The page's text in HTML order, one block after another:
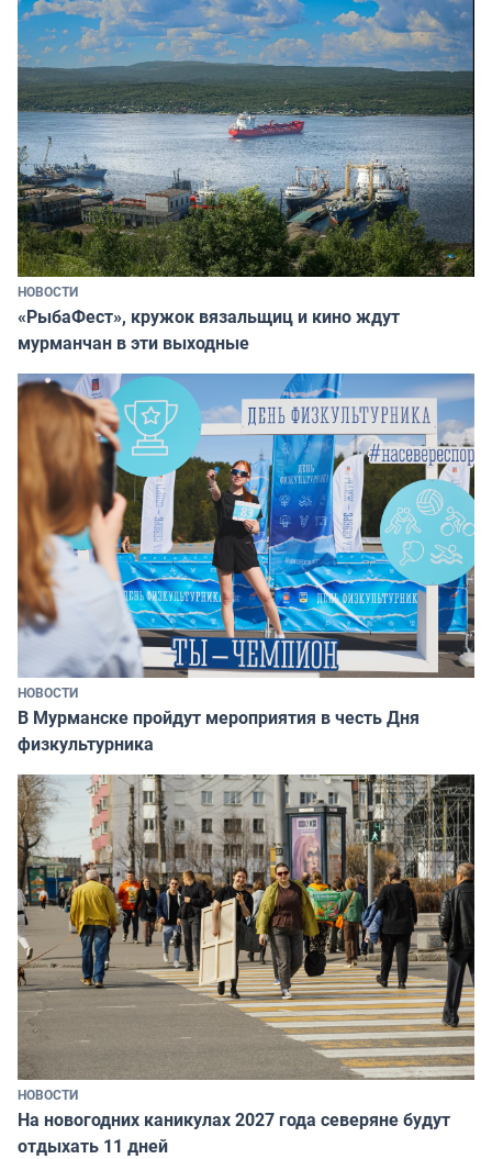
НОВОСТИ
«РыбаФест», кружок вязальщиц и кино ждут
мурманчан в эти выходные
НОВОСТИ
В Мурманске пройдут мероприятия в честь Дня
физкультурника
НОВОСТИ
На новогодних каникулах 2027 года северяне будут
отдыхать 11 дней